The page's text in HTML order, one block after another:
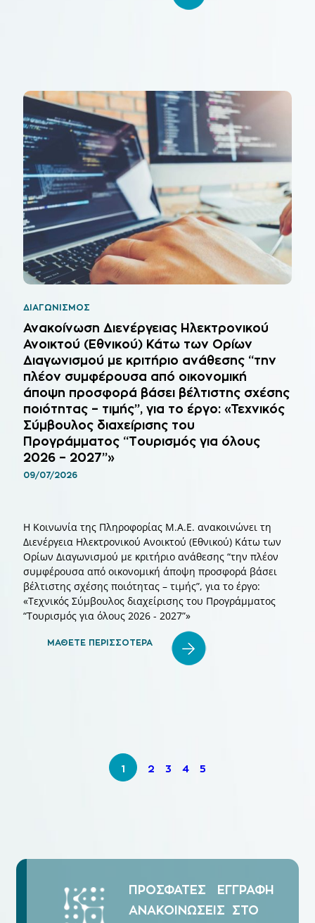
ΔΙΑΓΩΝΙΣΜΟΣ
Ανακοίνωση Διενέργειας Ηλεκτρονικού
Ανοικτού (Εθνικού) Κάτω των Ορίων
Διαγωνισμού με κριτήριο ανάθεσης “την
πλέον συμφέρουσα από οικονομική
άποψη προσφορά βάσει βέλτιστης σχέσης
ποιότητας – τιμής”, για το έργο: «Τεχνικός
Σύμβουλος διαχείρισης του
Προγράμματος “Τουρισμός για όλους
2026 – 2027”»
09/07/2026
Η Κοινωνία της Πληροφορίας Μ.Α.Ε. ανακοινώνει τη
Διενέργεια Ηλεκτρονικού Ανοικτού (Εθνικού) Κάτω των
Ορίων Διαγωνισμού με κριτήριο ανάθεσης “την πλέον
συμφέρουσα από οικονομική άποψη προσφορά βάσει
βέλτιστης σχέσης ποιότητας – τιμής”, για το έργο:
«Τεχνικός Σύμβουλος διαχείρισης του Προγράμματος
“Τουρισμός για όλους 2026 - 2027”»
ΜΑΘΕΤΕ ΠΕΡΙΣΣΟΤΕΡΑ
1 2 3 4 5
ΠΡΟΣΦΑΤΕΣ
ΑΝΑΚΟΙΝΩΣΕΙΣ
ΕΓΓΡΑΦΗ
ΣΤΟ